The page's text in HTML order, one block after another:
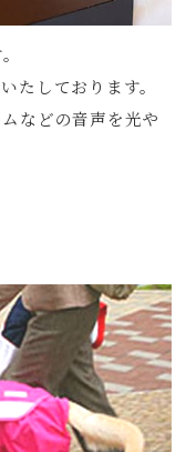
たしております。
などの音声を光や